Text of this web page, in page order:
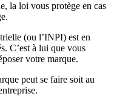
la loi vous protège en cas
(ou l’INPI) est en
C’est à lui que vous
votre marque.
peut se faire soit au